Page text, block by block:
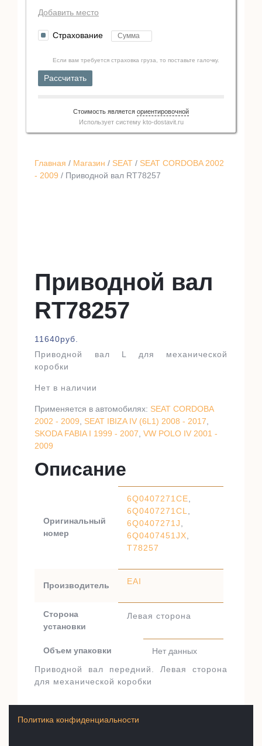
Главная / Магазин / SEAT / SEAT CORDOBA 2002
- 2009 / Приводной вал RT78257
Приводной вал
RT78257
11640руб.
Приводной вал L для механической
коробки
Нет в наличии
Применяется в автомобилях: SEAT CORDOBA
2002 - 2009
SEAT IBIZA IV (6L1) 2008 - 2017
SKODA FABIA I 1999 - 2007 VW POLO IV 2001 -
2009
Описание
Оригинальный
номер
6Q0407271CE
6Q0407271CL
6Q0407271J
6Q0407451JX
T78257
Производитель EAI
Сторона
установки
Левая сторона
Объем упаковки
Нет данных
Приводной вал передний. Левая сторона
для механической коробки
Добавить место
Страхование
Если вам требуется страховка груза, то поставьте галочку.
Рассчитать
Стоимость является ориентировочной
Использует систему kto-dostavit.ru
Политика конфиденциальности